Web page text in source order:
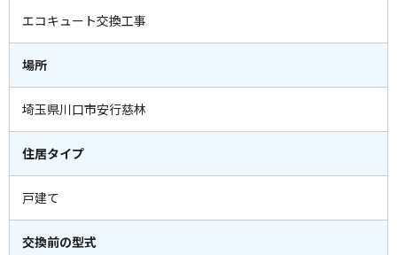
エコキュート交換工事
場所
埼玉県川口市安行慈林
住居タイプ
戸建て
交換前の型式